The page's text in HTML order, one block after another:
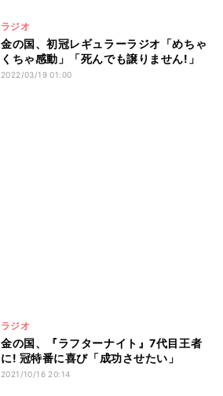
ラジオ
金の国、初冠レギュラーラジオ「めちゃ
くちゃ感動」「死んでも譲りません!」
2022/03/19 01:00
ラジオ
金の国、『ラフターナイト』7代目王者
に! 冠特番に喜び「成功させたい」
2021/10/16 20:14